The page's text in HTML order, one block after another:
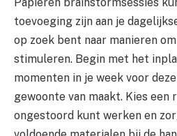
toevoeging zijn aan je
op zoek bent naar manieren
stimuleren. Begin met het
momenten in je week voor
gewoonte van maakt. Kies een
ongestoord kunt werken en